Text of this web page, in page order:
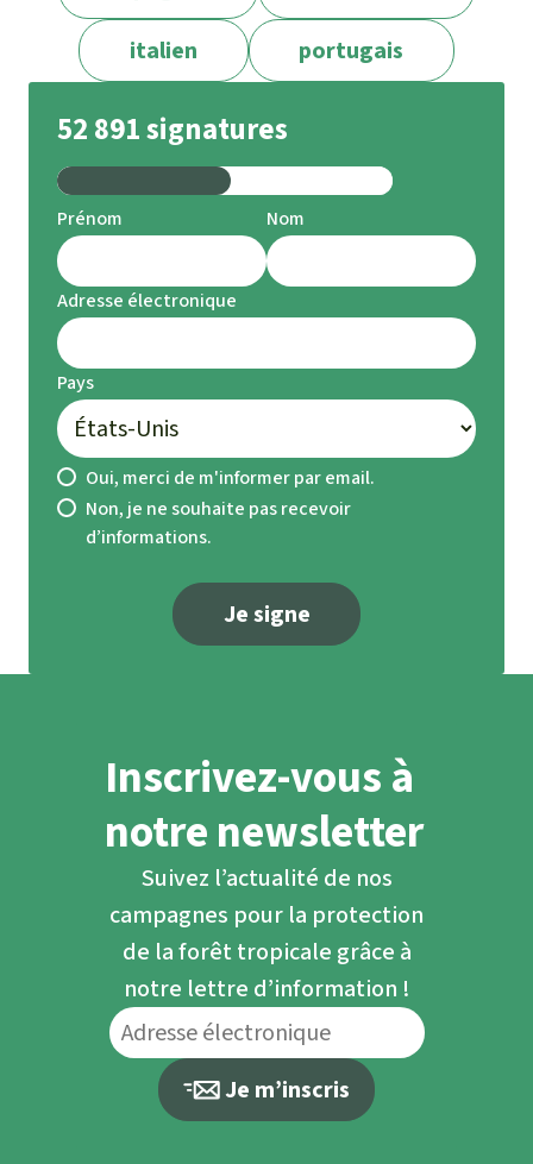
italien
portugais
52 891 signatures
Prénom Nom
Adresse électronique
Pays
Oui, merci de m'informer par email.
Non, je ne souhaite pas recevoir
d’informations.
Je signe
Inscrivez-vous à
notre newsletter
Suivez l’actualité de nos
campagnes pour la protection
de la forêt tropicale grâce à
notre lettre d’information !
Je m’inscris